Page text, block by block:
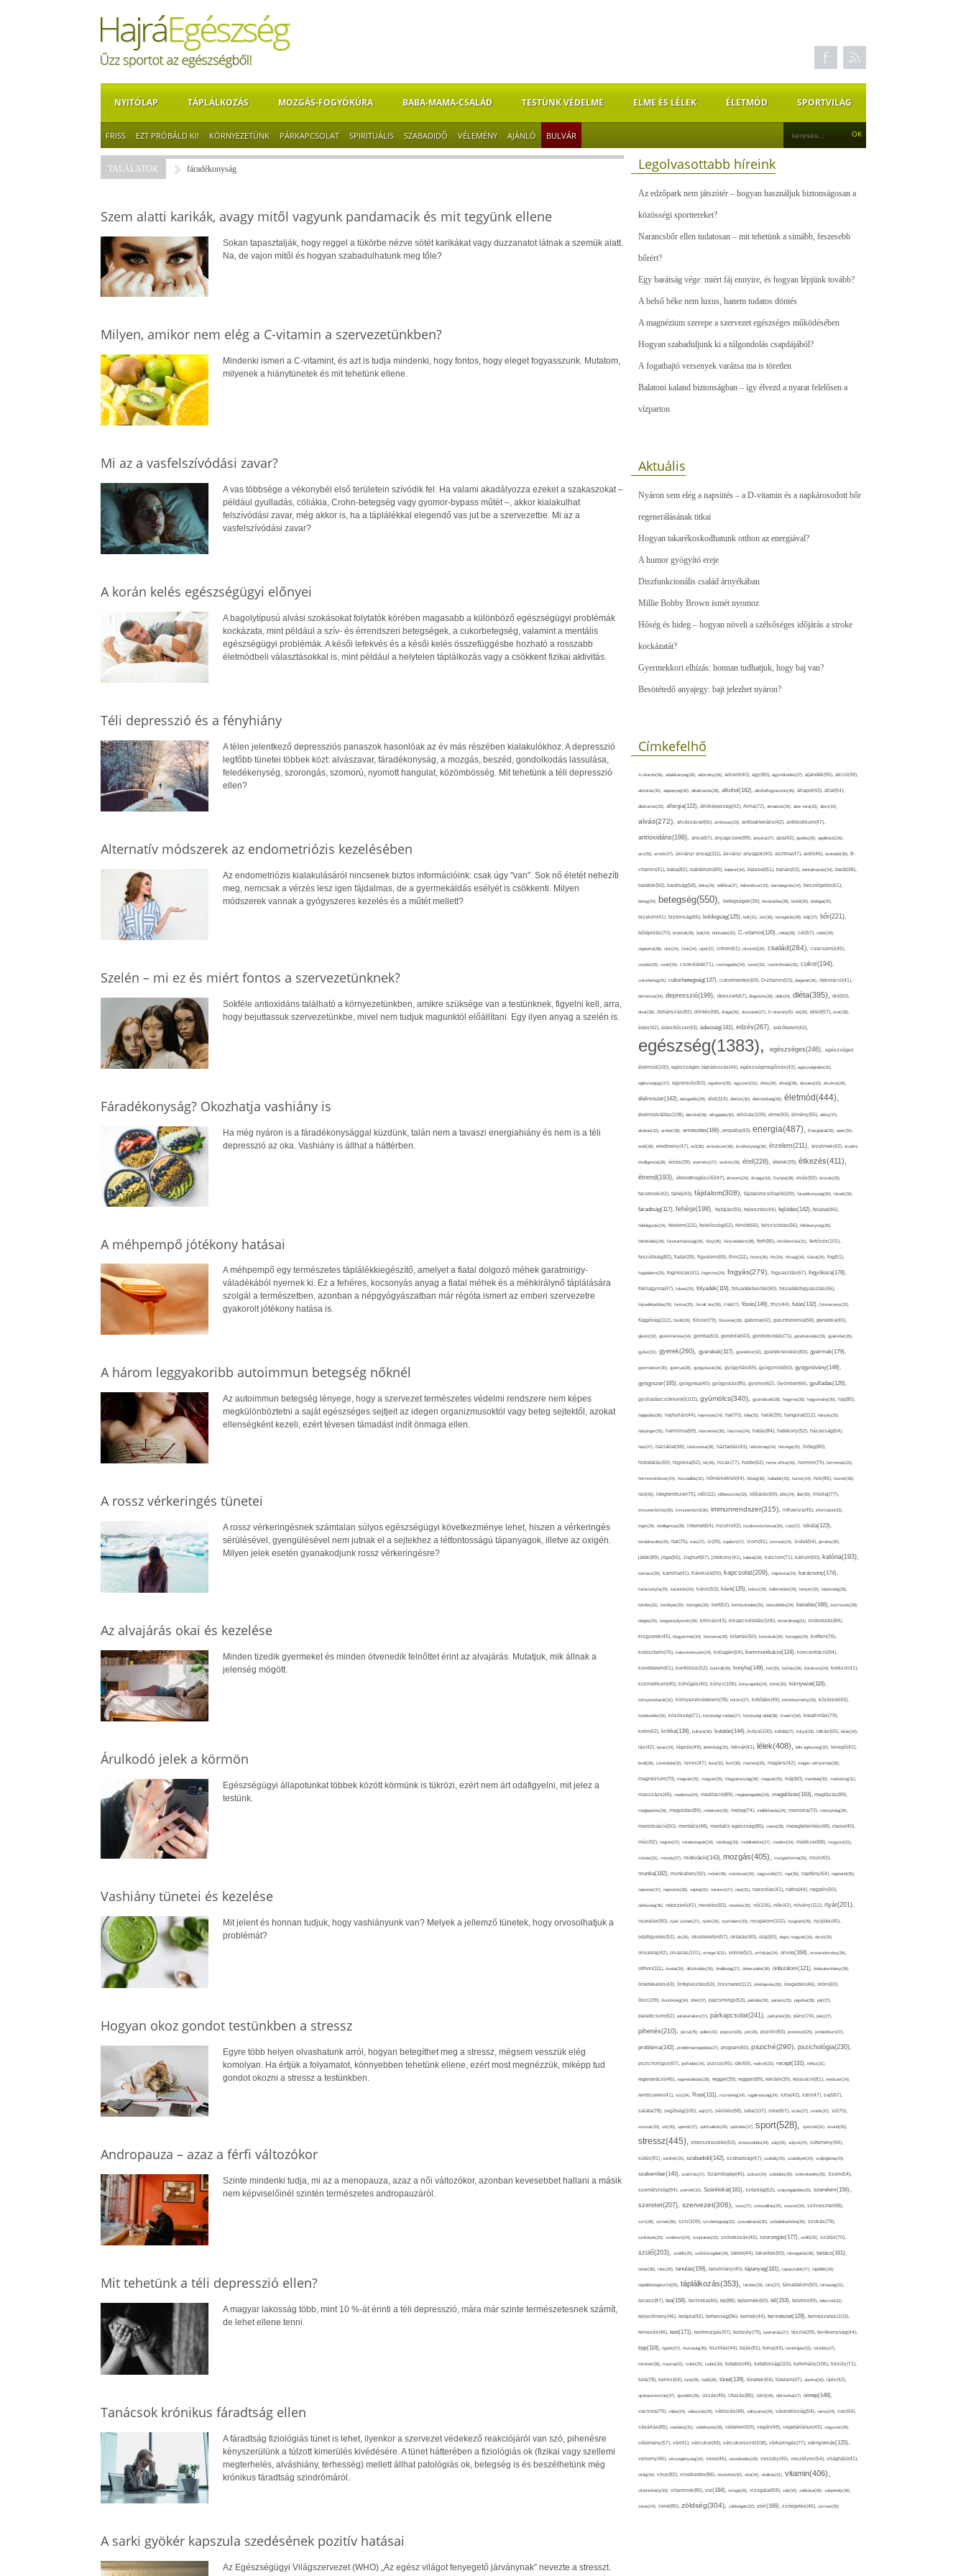
NYITÓLAP TÁPLÁLKOZÁS MOZGÁS-FOGYÓKÚRA BABA-MAMA-CSALÁD TESTÜNK VÉDELME ELME ÉS LÉLEK ÉLETMÓD SPORTVILÁG
FRISS EZT PRÓBÁLD KI! KÖRNYEZETÜNK PÁRKAPCSOLAT SPIRITUÁLIS SZABADIDŐ VÉLEMÉNY AJÁNLÓ BULVÁR
TALÁLATOK fáradékonyság
Szem alatti karikák, avagy mitől vagyunk pandamacik és mit tegyünk ellene
Sokan tapasztalják, hogy reggel a tükörbe nézve sötét karikákat vagy duzzanatot látnak a szemük alatt.
Na, de vajon mitől és hogyan szabadulhatunk meg tőle?
Milyen, amikor nem elég a C-vitamin a szervezetünkben?
Mindenki ismeri a C-vitamint, és azt is tudja mindenki, hogy fontos, hogy eleget fogyasszunk. Mutatom,
milyenek a hiánytünetek és mit tehetünk ellene.
Mi az a vasfelszívódási zavar?
A vas többsége a vékonybél első területein szívódik fel. Ha valami akadályozza ezeket a szakaszokat –
például gyulladás, cöliákia, Crohn-betegség vagy gyomor-bypass műtét –, akkor kialakulhat
felszívódási zavar, még akkor is, ha a táplálékkal elegendő vas jut be a szervezetbe. Mi az a
vasfelszívódási zavar?
A korán kelés egészségügyi előnyei
A bagolytípusú alvási szokásokat folytatók körében magasabb a különböző egészségügyi problémák
kockázata, mint például a szív- és érrendszeri betegségek, a cukorbetegség, valamint a mentális
egészségügyi problémák. A késői lefekvés és a késői kelés összefüggésbe hozható a rosszabb
életmódbeli választásokkal is, mint például a helytelen táplálkozás vagy a csökkent fizikai aktivitás.
Téli depresszió és a fényhiány
A télen jelentkező depressziós panaszok hasonlóak az év más részében kialakulókhoz. A depresszió
legfőbb tünetei többek közt: alvászavar, fáradékonyság, a mozgás, beszéd, gondolkodás lassulása,
feledékenység, szorongás, szomorú, nyomott hangulat, közömbösség. Mit tehetünk a téli depresszió
ellen?
Alternatív módszerek az endometriózis kezelésében
Az endometriózis kialakulásáról nincsenek biztos információink: csak úgy "van". Sok nő életét nehezíti
meg, nemcsak a vérzés lesz igen fájdalmas, de a gyermekáldás esélyét is csökkenti. Milyen
módszerek vannak a gyógyszeres kezelés és a műtét mellett?
Szelén – mi ez és miért fontos a szervezetünknek?
Sokféle antioxidáns található a környezetünkben, amikre szüksége van a testünknek, figyelni kell, arra,
hogy bejuttassuk szervezetünkbe, mivel nem tudjuk magunktól előállítani. Egy ilyen anyag a szelén is.
Fáradékonyság? Okozhatja vashiány is
Ha még nyáron is a fáradékonysággal küzdünk, talán nem a tavaszi energiahiány és nem is a téli
depresszió az oka. Vashiány is állhat a háttérben.
A méhpempő jótékony hatásai
A méhpempő egy természetes táplálékkiegészítő, amelyet a fiatal dolgozó méhek garatmirigy-
váladékából nyernek ki. Ez a fehéres, kocsonyás anyag a fiatal méhek és a méhkirálynő táplálására
szolgál a természetben, azonban a népgyógyászatban már régóta ismert az emberi szervezetre
gyakorolt jótékony hatása is.
A három leggyakoribb autoimmun betegség nőknél
Az autoimmun betegség lényege, hogy a szervezet természetes védelmi rendszere nem képes
megkülönböztetni a saját egészséges sejtjeit az idegen organizmusoktól vagy beteg sejtektől, azokat
ellenségként kezeli, ezért tévesen támadást indít önmaga ellen.
A rossz vérkeringés tünetei
A rossz vérkeringésnek számtalan súlyos egészségügyi következménye lehet, hiszen a vérkeringés
sérülésével, gyengülésével nem jutnak el a sejtekhez a létfontosságú tápanyagok, illetve az oxigén.
Milyen jelek esetén gyanakodjunk rossz vérkeringésre?
Az alvajárás okai és kezelése
Minden tizedik gyermeket és minden ötvenedik felnőttet érint az alvajárás. Mutatjuk, mik állnak a
jelenség mögött.
Árulkodó jelek a körmön
Egészségügyi állapotunkat többek között körmünk is tükrözi, ezért nem árt odafigyelni, mit jelez a
testünk.
Vashiány tünetei és kezelése
Mit jelent és honnan tudjuk, hogy vashiányunk van? Melyek a jellemző tünetek, hogy orvosolhatjuk a
problémát?
Hogyan okoz gondot testünkben a stressz
Egyre több helyen olvashatunk arról, hogyan betegíthet meg a stressz, mégsem vesszük elég
komolyan. Ha értjük a folyamatot, könnyebben tehetünk ellene, ezért most megnézzük, miképp tud
gondot okozni a stressz a testünkben.
Andropauza – azaz a férfi változókor
Szinte mindenki tudja, mi az a menopauza, azaz a női változókor, azonban kevesebbet hallani a másik
nem képviselőinél szintén természetes andropauzáról.
Mit tehetünk a téli depresszió ellen?
A magyar lakosság több, mint 10 %-át érinti a téli depresszió, mára már szinte természetesnek számít,
de lehet ellene tenni.
Tanácsok krónikus fáradtság ellen
A fáradtság fiziológiás tünet is lehet, ilyenkor a szervezet védekező reakciójáról van szó, pihenésre
kényszerülünk a túlzott kimerülés kivédésére. A tünet hátterében a fiziológiás ok (fizikai vagy szellemi
megterhelés, alváshiány, terhesség) mellett állhat patológiás ok, betegség is és beszélhetünk még
krónikus fáradtság szindrómáról.
A sarki gyökér kapszula szedésének pozitív hatásai
Az Egészségügyi Világszervezet (WHO) „Az egész világot fenyegető járványnak” nevezte a stresszt.
Legolvasottabb híreink
Az edzőpark nem játszótér – hogyan használjuk biztonságosan a
közösségi sporttereket?
Narancsbőr ellen tudatosan – mit tehetünk a simább, feszesebb
bőrért?
Egy barátság vége: miért fáj ennyire, és hogyan lépjünk tovább?
A belső béke nem luxus, hanem tudatos döntés
A magnézium szerepe a szervezet egészséges működésében
Hogyan szabaduljunk ki a túlgondolás csapdájából?
A fogathajtó versenyek varázsa ma is töretlen
Balatoni kaland biztonságban – így élvezd a nyarat felelősen a
vízparton
Aktuális
Nyáron sem elég a napsütés – a D-vitamin és a napkárosodott bőr
regenerálásának titkai
Hogyan takarékoskodhatunk otthon az energiával?
A humor gyógyító ereje
Diszfunkcionális család árnyékában
Millie Bobby Brown ismét nyomoz
Hőség és hideg – hogyan növeli a szélsőséges időjárás a stroke
kockázatát?
Gyermekkori elhízás: honnan tudhatjuk, hogy baj van?
Besötétedő anyajegy: bajt jelezhet nyáron?
Címkefelhő
A-vitamin(36), adalékanyag(28), adomány(26), advent(40), agy(80), agyműködés(27), ajándék(95), akció(39),
aktivitás(30), alapanyag(30), alkalmazás(28), alkohol(182), alkoholfogyasztás(36), állapot(43), állat(54),
állattartás(33), allergia(122), állóképesség(42), Alma(72), almaecet(26), aloe vera(33), álom(34),
alvás(272), alvászavar(66), aminosav(33), antibakteriális(42), antibiotikum(47),
antioxidáns(198), anya(67), anyagcsere(99), anyuka(27), apa(42), ápolás(29), applikáció(26),
arc(29), arcbőr(27), ásványi anyag(111), ásványi anyagok(40), asztma(47), autó(46), avokádó(36), B-
vitamin(41), baba(82), baktérium(89), balaton(34), baleset(51), banán(53), bántalmazás(24), barát(48),
barátok(50), barátság(58), béke(29), bélflóra(37), bélrendszer(33), bemelegítés(24), beszélgetés(61),
beteg(34), betegség(550), betegségek(39), bevásárlás(28), bicikli(25), biológia(25),
bizalom(41), biztonság(66), boldogság(125), bolt(31), bor(36), borogatás(28), böjt(27), bőr(221),
bőrápolás(70), brokkoli(29), buli(24), bűntudat(32), C-vitamin(120), cékla(28), cél(57), célok(29),
cigaretta(38), cikk(24), Cink(24), cipő(37), citrom(61), citromfű(26), család(284), csecsemő(45),
csípés(26), csoki(35), csokoládé(71), csomagolás(24), csont(32), csontritkulás(35), cukor(194),
cukorbeteg(25), cukorbetegség(137), cukormentes(69), D-vitamin(53), daganat(36), dekoráció(41),
demencia(34), depresszió(199), desszert(67), diagnózis(28), diák(24), diéta(395), dió(50),
divat(38), dohányzás(92), döntés(58), drága(26), duzzanat(27), E-vitamin(25), eb(26), ebéd(57), ecet(38),
édes(42), édesítőszer(43), édesség(141), edzés(267), edzőterem(42),
egészség(1383), egészséges(246), egészséges
életmód(100), egészséges táplálkozás(44), egészségmegőrzés(43), egészségtelen(32),
egészségügy(27), egyensúly(63), egyetem(29), egyszerű(31), éhes(30), éhség(38), éjszaka(33), ekcéma(26),
élelmiszer(142), elengedés(29), élet(114), életkor(30), életminőség(30), életmód(444),
életmódváltás(108), életvitel(28), elfogadás(30), elhízás(109), elme(93), élmény(55), előny(37),
elvárás(32), ember(38), emésztés(166), empátia(43), energia(487), Energiaital(29), eper(30),
erdő(36), eredmény(47), erő(36), érrendszer(36), érzékenység(36), érzelem(211), érzelmek(42), érzelmi
intelligencia(28), érzés(39), esemény(27), eszköz(28), étel(228), ételek(39), étkezés(411),
étrend(193), étrendkiegészítő(47), étterem(24), étvágy(34), Európa(28), evés(92), évszak(28),
facebook(42), fahéj(43), fájdalom(308), fájdalomcsillapító(39), fáradékonyság(30), fáradt(28),
fáradtság(117), fehérje(198), fejfájás(93), fejlesztés(44), fejlődés(142), feladat(46),
feldolgozás(24), félelem(115), felelősség(62), felnőtt(66), felszívódás(56), féltékenység(26),
feltöltődés(29), fenntarthatóság(29), fény(36), fényvédelem(28), férfi(86), fertőtlenítés(31), fertőzés(101),
feszültség(82), fiatal(39), figyelem(69), film(111), finom(26), fitt(34), fittség(34), fizikai(25), fog(51),
fogadalom(25), fogmosás(41), fogorvos(24), fogyás(279), fogyasztás(67), fogyókúra(178),
fokhagyma(47), folsav(25), folyadék(119), folyadékbevitel(40), folyadékfogyasztás(45),
folyadékpótlás(29), fontos(25), forralt bor(26), Föld(27), főzés(149), friss(44), futás(132), futóverseny(32),
függőség(112), fürdő(26), fűszer(79), fűszerek(28), gabona(42), gasztronómia(58), genetika(45),
glutén(32), gluténmentes(34), gomba(53), gondolat(43), gondolkodás(71), gondoskodás(33), gyakorlat(29),
gyász(31), gyerek(260), gyerekek(117), gyerekkor(32), gyereknevelés(83), gyermek(179),
gyermekkor(36), gyertya(28), gyógyászat(36), gyógyítás(69), gyógymód(50), gyógynövény(149),
gyógyszer(165), gyógytea(40), gyógyulás(85), gyomor(62), Gyömbér(66), gyulladás(126),
gyulladáscsökkentő(102), gyümölcs(340), gyümölcslé(28), hagyma(28), hagyomány(36), haj(85),
hajápolás(36), hajhullás(44), hajmosás(24), hal(70), hála(25), halál(39), hangulat(112), hányás(25),
hányinger(25), harmónia(69), hasmenés(35), hasznos(24), hatás(84), hatékony(52), házasság(64),
házi(27), háziállat(48), házimunka(28), háztartás(43), hétköznap(24), hétvége(25), hideg(80),
hidratálás(69), higiénia(52), hit(26), hízás(77), hobbi(62), home office(26), hormon(79), hormonok(25),
hormonrendszer(24), hozzáállás(31), hőmérséklet(44), hőség(36), hulladék(33), humor(24), hús(86), húsvét(36),
hűtő(30), idegrendszer(75), idő(111), időbeosztás(32), időjárás(69), idős(24), illat(30), illóolaj(77),
immunerősítés(30), immunerősítő(36), immunrendszer(315), influenza(45), információ(33),
inger(29), intelligencia(28), internet(64), inzulin(42), inzulinrezisztencia(35), írás(27), iskola(123),
iskolakezdés(25), ital(75), ivás(27), íz(39), izgalom(27), izom(91), izomzat(24), ízület(54), járvány(35),
játék(89), jóga(56), Joghurt(67), jótékony(41), kaland(28), kalcium(71), kálium(50), kalória(193),
kamasz(30), kamilla(41), Kánikula(59), kapcsolat(209), káposzta(24), karácsony(174),
karácsonyfa(25), karantén(34), káros(53), kávé(125), keksz(29), kellemetlen(29), kenyér(32), képesség(28),
kérdés(31), kerékpár(25), keringés(26), kert(52), kertészkedés(26), készülődés(24), kezelés(166), kézmosás(28),
kiégés(25), kiegyensúlyozott(26), kihívás(43), kikapcsolódás(106), kimerültség(31), kirándulás(84),
kisgyerek(45), kisgyermek(34), kismama(38), kitartás(50), kockázat(34), kocogás(24), koffein(76),
koleszterin(76), koleszterinszint(24), kollagén(54), kommunikáció(124), koncentráció(94),
konditerem(51), konfliktus(52), kontroll(28), konyha(149), kór(25), kórház(29), kórokozó(24), kortizol(41),
kozmetikum(40), köhögés(40), könyv(106), könyvajánló(24), köret(30), környezet(116),
környezetbarát(31), környezetvédelem(78), köröm(27), kötődés(49), következmény(33), közérzet(43),
közlekedés(26), közösség(71), közösségi média(27), közösségi oldal(38), kreatív(34), kreativitás(79),
krém(62), kritika(139), kultúra(36), kutatás(144), kutya(100), külföld(27), kütyü(33), lakás(65), látás(34),
láz(42), lazac(24), légzés(49), lehetőség(25), lekvár(41), lélek(408), lelki egészség(32), levegő(42),
levél(28), Levendula(32), leves(47), lista(32), liszt(36), macska(33), magány(42), magas vérnyomás(28),
magnézium(70), magvak(25), magyar(25), Magyarország(28), magzat(25), máj(60), mandula(33), marketing(31),
masszázs(45), medence(24), meditáció(89), megbetegedés(24), megelőzés(163), megfázás(89),
meglepetés(28), megoldás(89), melatonin(29), meleg(74), mellékhatás(24), memória(72), mennyiség(26),
menstruáció(50), mentális(48), mentális egészség(85), menü(28), méregtelenítés(48), mese(40),
méz(92), migrén(27), mindennapok(34), minőség(33), mobiltelefon(27), modern(24), módszer(68), mogyoró(31),
mosás(31), mosoly(27), motiváció(143), mozgás(405), mozgásforma(25), mozi(42),
munka(182), munkahely(92), műtét(38), művészet(29), nagyszülő(27), nap(35), napfény(54), napirend(35),
napozás(37), napsütés(38), naptej(32), narancs(27), nasi(31), nassolás(41), nátha(44), negatív(50),
nehézség(36), népszerű(42), nevelés(83), nevetés(30), nő(106), nők(42), növény(112), nyár(201),
nyaralás(90), nyári szünet(27), nyelv(26), nyomelem(33), nyugalom(102), nyugtató(29), nyújtás(45),
odafigyelés(52), ok(36), okostelefon(57), oktatás(40), olaj(50), olajos magvak(34), olcsó(33),
olívaolaj(42), olvasás(101), omega-3(31), online(52), orrfolyás(24), orvos(164), orvostudomány(26),
otthon(111), óvoda(26), öltözködés(35), önállóság(27), önbecsülés(36), önbizalom(121), önbizalomhiány(28),
önértékelés(43), önfejlesztés(59), önismeret(112), önkifejezés(26), öregedés(46), öröm(69),
ősz(109), őszinteség(34), ötlet(37), pajzsmirigy(53), pakolás(30), panasz(25), paprika(28), pár(27),
paradicsom(52), páratartalom(27), párkapcsolat(241), pattanás(30), pénz(74), piac(27),
pihenés(210), pizza(25), pollen(32), popcorn(35), por(26), pozitív(83), prevenció(25), probiotikum(37),
probléma(142), problémamegoldás(27), program(60), psziché(290), pszichológia(230),
pszichológus(67), puffadás(34), pulzus(45), rák(69), reakció(33), recept(131), reflux(31),
regeneráció(46), regenerálódás(28), reggel(39), reggeli(89), reklám(39), relaxáció(81), rendszer(24),
rendszeres(41), rizs(34), Rost(131), rozmaring(24), rugalmasság(24), ruha(42), rutin(47), sajt(67),
saláta(78), segítség(100), sejt(27), sérülés(58), séta(107), siker(67), sírás(27), smink(37), só(70),
sorozat(33), sör(26), spenót(27), spiritualitás(28), spórolás(37), sport(528), sportoló(31), strand(35),
stressz(445), stresszkezelés(53), stresszoldás(34), súly(25), súlyzó(24), sütemény(94),
sütés(91), sütőtök(25), szabadidő(142), szabadság(47), szabály(25), szabályok(24), szájhigiénia(24),
szakember(140), szakítás(27), Számítógép(46), száraz(24), szédülés(35), székrekedés(25), Szem(54),
személyiség(94), szemét(32), Szénhidrát(181), szépség(52), szépségápolás(26), szerelem(156),
szeretet(207), szervezet(306), szex(27), szexualitás(25), szezon(34), szilveszter(48),
szín(28), színek(36), szív(109), szívbetegség(32), szocializáció(30), szódabikarbóna(35), szokás(79),
szokások(33), szolárium(24), szoptatás(33), szórakozás(45), szorongás(177), szőlő(25), szülés(70),
szülő(203), szülők(25), szűrővizsgálat(34), tablet(44), takarítás(50), támogatás(36), tanács(161),
tanár(36), tánc(26), tanulás(159), tanulmány(40), tápanyag(181), tapasztalat(27), táplálék(34),
táplálékkiegészítő(25), táplálkozás(353), tárolás(29), társ(27), társadalom(50), társaság(31),
tavasz(87), tea(158), technika(46), tej(88), tejtermék(60), tél(153), telefon(49), televízió(31),
teljesítmény(46), terápia(92), terhesség(96), termék(44), természet(129), természetes(103),
tervezés(46), test(171), testmozgás(97), testsúly(79), testtartás(27), tészta(39), tevékenység(44),
tipp(118), tippek(27), tisztaság(35), tisztítás(44), tojás(91), torna(43), torokfájás(32), törődés(27),
történet(38), trauma(31), trükk(25), tudás(30), tudatos(46), tudatosság(115), tudomány(106), túlsúly(71),
túra(78), turmix(64), túró(29), tüdő(28), tünet(139), tünetek(64), türelem(47), uborka(26), újév(42),
újrahasznosítás(37), újszülött(26), úszás(46), Utazás(85), Üdítő(26), ülőmunka(27), ünnep(148),
vacsora(79), válás(24), választás(29), változás(48), változatos(24), várandósság(54), város(24), vas(64),
vásárlás(85), vashiány(31), védekezés(28), védelem(59), vegán(48), vegetáriánus(43), vegyszer(28),
vélemény(57), vér(41), vércukor(49), vércukorszint(108), vérkeringés(77), vérnyomás(125),
verseny(46), vérszegénység(34), vese(46), veszekedés(29), veszély(45), veszélyes(54), világháló(41),
virág(34), vírus(82), viselkedés(86), viszketés(30), vita(34), vitalitás(31), vitamin(406),
vitaminhiány(33), vitaminok(85), víz(184), vizsga(26), vizsgálat(59), zab(34), zabkása(36), zabpehely(36),
zavar(24), zene(85), zöldség(304), zöldségek(32), zsír(166), zsírégetés(46), zsírsav(25)